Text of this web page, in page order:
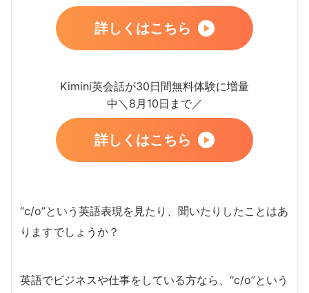
詳しくはこちら
Kimini英会話が30日間無料体験に増量
中＼8月10日まで／
詳しくはこちら
“c/o”という英語表現を見たり、聞いたりしたことはあ
りますでしょうか？
英語でビジネスや仕事をしている方なら、“c/o”という